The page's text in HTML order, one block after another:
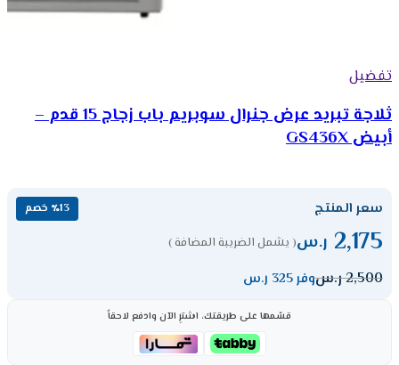
تفضيل
ثلاجة تبريد عرض جنرال سوبريم باب زجاج 15 قدم –
أبيض GS436X
سعر المنتج ٪13 خصم
2,175 ر.س( يشمل الضريبة المضافة )
2,500ر.سوفر 325 ر.س
قسّمها على طريقتك، اشترِ الآن وادفع لاحقاً